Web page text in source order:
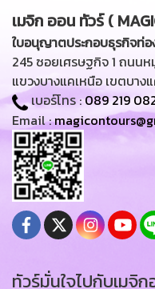
เมจิก ออน ทัวร์ (
ใบอนุญาตประกอบธุรกิจท่อ
245 ซอยเศรษฐกิจ 1 ถนน
แขวงบางแคเหนือ เขตบาง
เบอร์โทร :089 219
Email :
ทัวร์มั่นใจไปกับเมจิ